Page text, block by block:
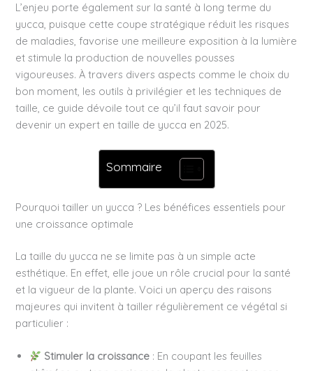
L’enjeu porte également sur la santé à long terme du
yucca, puisque cette coupe stratégique réduit les risques
de maladies, favorise une meilleure exposition à la lumière
et stimule la production de nouvelles pousses
vigoureuses. À travers divers aspects comme le choix du
bon moment, les outils à privilégier et les techniques de
taille, ce guide dévoile tout ce qu’il faut savoir pour
devenir un expert en taille de yucca en 2025.
Sommaire
Pourquoi tailler un yucca ? Les bénéfices essentiels pour
une croissance optimale
La taille du yucca ne se limite pas à un simple acte
esthétique. En effet, elle joue un rôle crucial pour la santé
et la vigueur de la plante. Voici un aperçu des raisons
majeures qui invitent à tailler régulièrement ce végétal si
particulier :
Stimuler la croissance : En coupant les feuilles